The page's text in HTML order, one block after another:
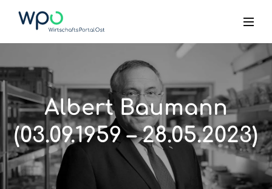
Albert Baumann
(03.09.1959 – 28.05.2023)